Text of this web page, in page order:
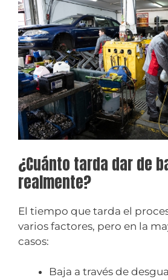
¿Cuánto tarda dar de
realmente?
El tiempo que tarda el
varios factores, pero en la
casos:
Baja a través de